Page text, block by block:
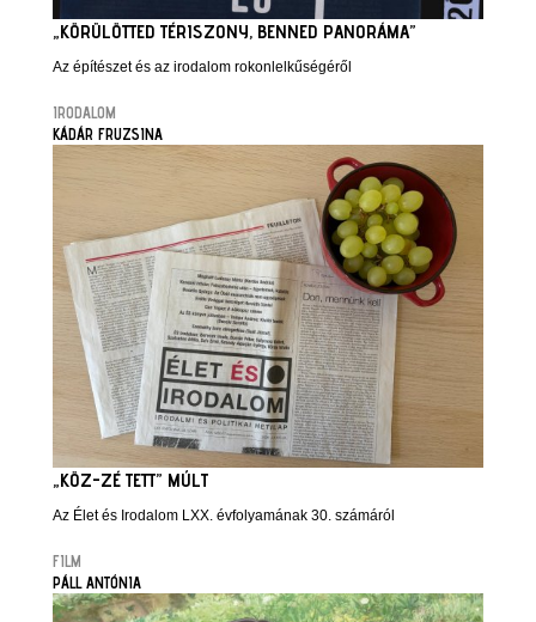
„KÖRÜLÖTTED TÉRISZONY, BENNED PANORÁMA”
Az építészet és az irodalom rokonlelkűségéről
IRODALOM
KÁDÁR FRUZSINA
„KÖZ-ZÉ TETT” MÚLT
Az Élet és Irodalom LXX. évfolyamának 30. számáról
FILM
PÁLL ANTÓNIA